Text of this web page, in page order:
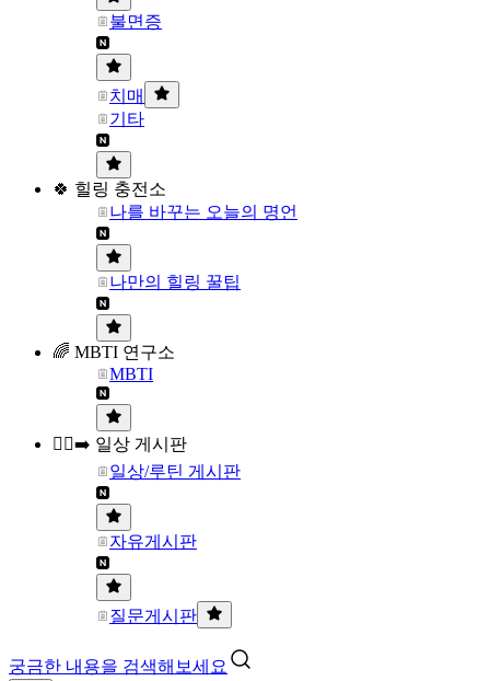
불면증
치매
기타
🍀 힐링 충전소
나를 바꾸는 오늘의 명언
나만의 힐링 꿀팁
🌈 MBTI 연구소
MBTI
🏃‍♀️‍➡️ 일상 게시판
일상/루틴 게시판
자유게시판
질문게시판
궁금한 내용을 검색해보세요